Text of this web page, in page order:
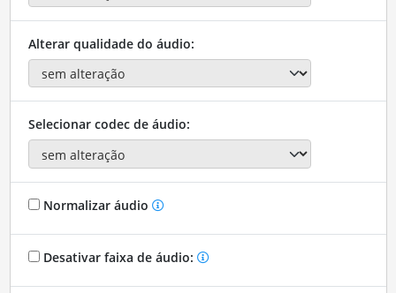
Alterar qualidade do áudio:
Selecionar codec de áudio:
Normalizar áudio
Desativar faixa de áudio: